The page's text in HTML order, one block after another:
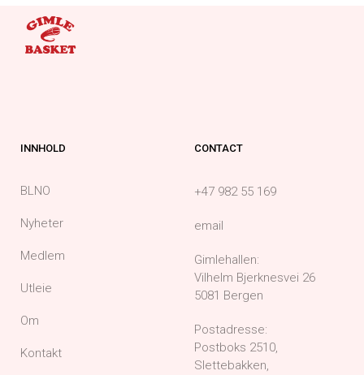
INNHOLD
BLNO
Nyheter
Medlem
Utleie
Om
Kontakt
CONTACT
+47 982 55 169
email
Gimlehallen:
Vilhelm Bjerknesvei 26
5081 Bergen
Postadresse:
Postboks 2510,
Slettebakken,